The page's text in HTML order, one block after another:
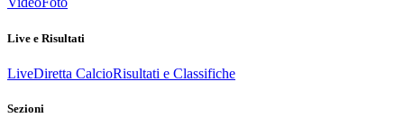
Live e Risultati
LiveDiretta CalcioRisultati e Classifiche
Sezioni